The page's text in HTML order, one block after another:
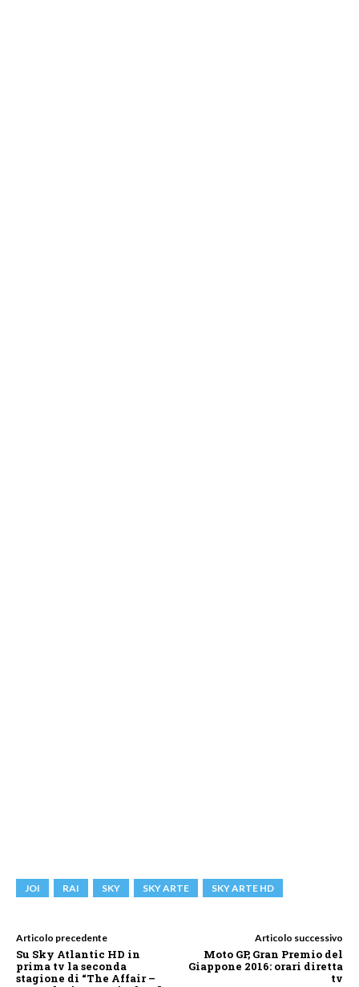
JOI RAI SKY SKY ARTE SKY ARTE HD
Articolo precedente
Su Sky Atlantic HD in
prima tv la seconda
stagione di “The Affair –
Articolo successivo
Moto GP, Gran Premio del
Giappone 2016: orari diretta
tv